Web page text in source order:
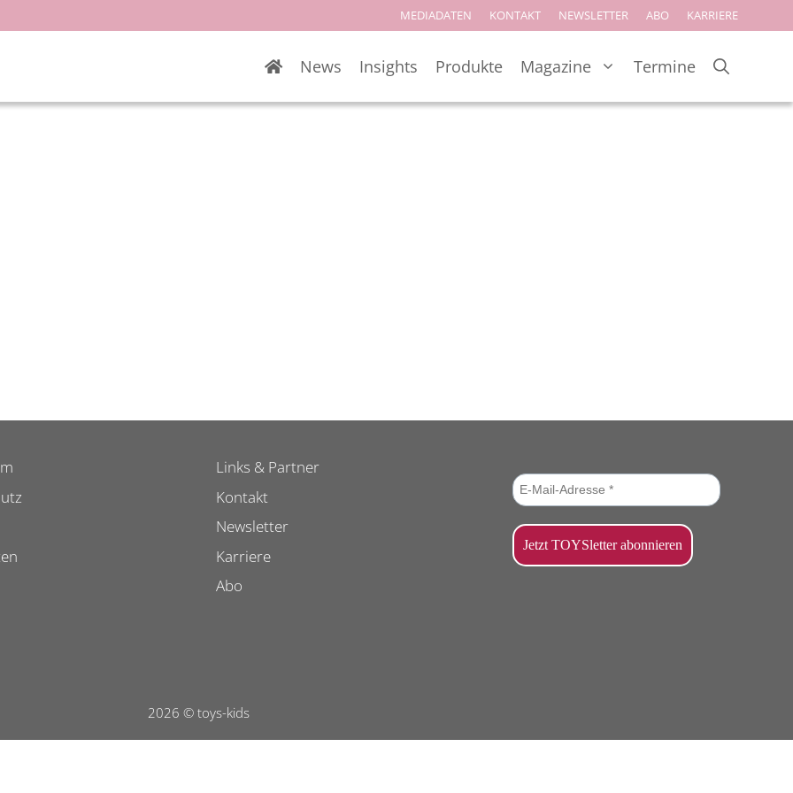
MEDIADATEN KONTAKT NEWSLETTER ABO KARRIERE
News Insights Produkte Magazine Termine
Links & Partner
Kontakt
Newsletter
Karriere
Abo
2026 © toys-kids